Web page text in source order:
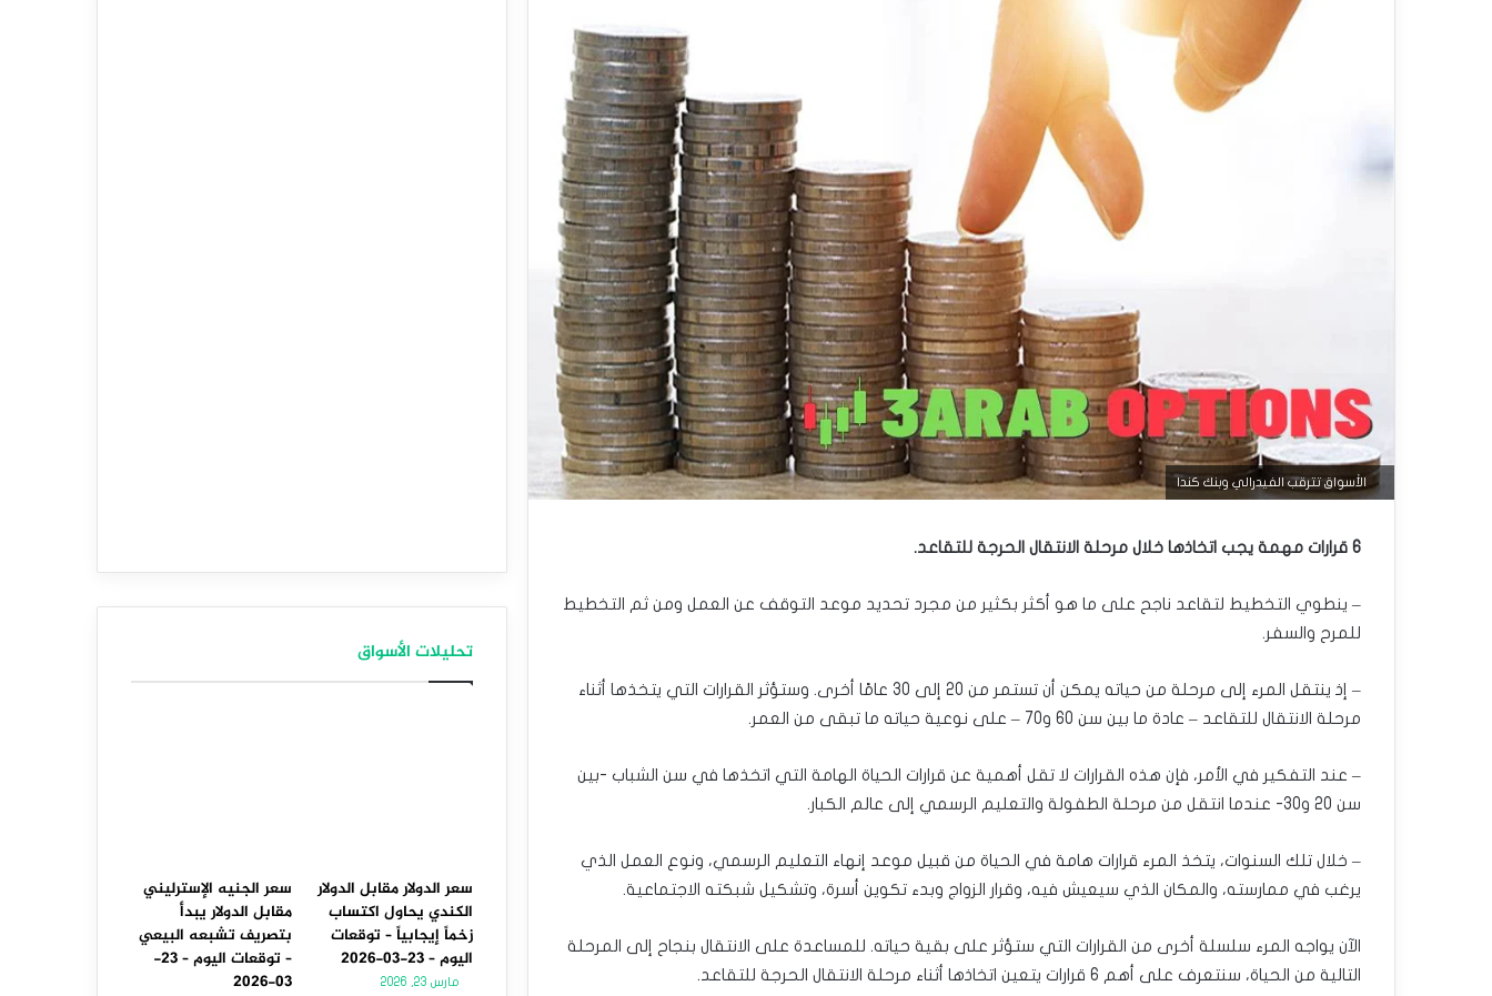
الأسواق تترقب الفيدرالي وبنك كندا
6 قرارات مهمة يجب اتخاذها خلال مرحلة الانتقال الحرجة للتقاعد.
– ينطوي التخطيط لتقاعد ناجح على ما هو أكثر بكثير من مجرد تحديد موعد التوقف عن العمل ومن ثم التخطيط
للمرح والسفر.
– إذ ينتقل المرء إلى مرحلة من حياته يمكن أن تستمر من 20 إلى 30 عامًا أخرى. وستؤثر القرارات التي يتخذها أثناء
مرحلة الانتقال للتقاعد – عادة ما بين سن 60 و70 – على نوعية حياته ما تبقى من العمر.
– عند التفكير في الأمر، فإن هذه القرارات لا تقل أهمية عن قرارات الحياة الهامة التي اتخذها في سن الشباب -بين
سن 20 و30- عندما انتقل من مرحلة الطفولة والتعليم الرسمي إلى عالم الكبار.
– خلال تلك السنوات، يتخذ المرء قرارات هامة في الحياة من قبيل موعد إنهاء التعليم الرسمي، ونوع العمل الذي
يرغب في ممارسته، والمكان الذي سيعيش فيه، وقرار الزواج وبدء تكوين أسرة، وتشكيل شبكته الاجتماعية.
الآن يواجه المرء سلسلة أخرى من القرارات التي ستؤثر على بقية حياته. للمساعدة على الانتقال بنجاح إلى المرحلة
التالية من الحياة، سنتعرف على أهم 6 قرارات يتعين اتخاذها أثناء مرحلة الانتقال الحرجة للتقاعد.
تحليلات الأسواق
سعر الدولار مقابل الدولار
الكندي يحاول اكتساب
زخماً إيجابياً – توقعات
اليوم – 23-03-2026
مارس 23, 2026
سعر الجنيه الإسترليني
مقابل الدولار يبدأ
بتصريف تشبعه البيعي
– توقعات اليوم – 23-
03-2026